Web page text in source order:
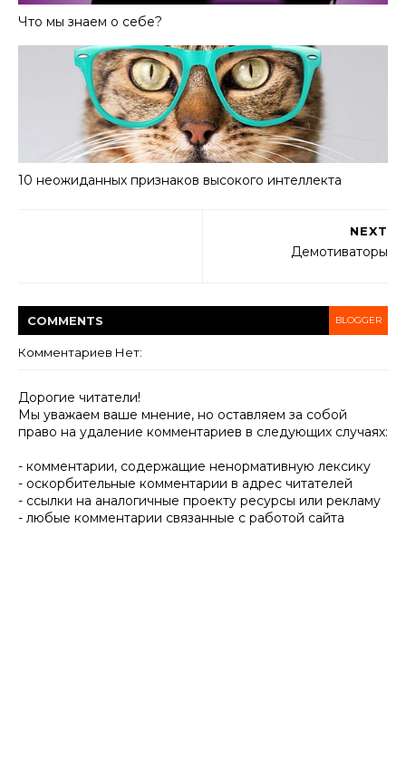
Что мы знаем о себе?
10 неожиданных признаков высокого интеллекта
NEXT
Демотиваторы
COMMENTS BLOGGER
Комментариев Нет:
Дорогие читатели!
Мы уважаем ваше мнение, но оставляем за собой
право на удаление комментариев в следующих случаях:
- комментарии, содержащие ненормативную лексику
- оскорбительные комментарии в адрес читателей
- ссылки на аналогичные проекту ресурсы или рекламу
- любые комментарии связанные с работой сайта